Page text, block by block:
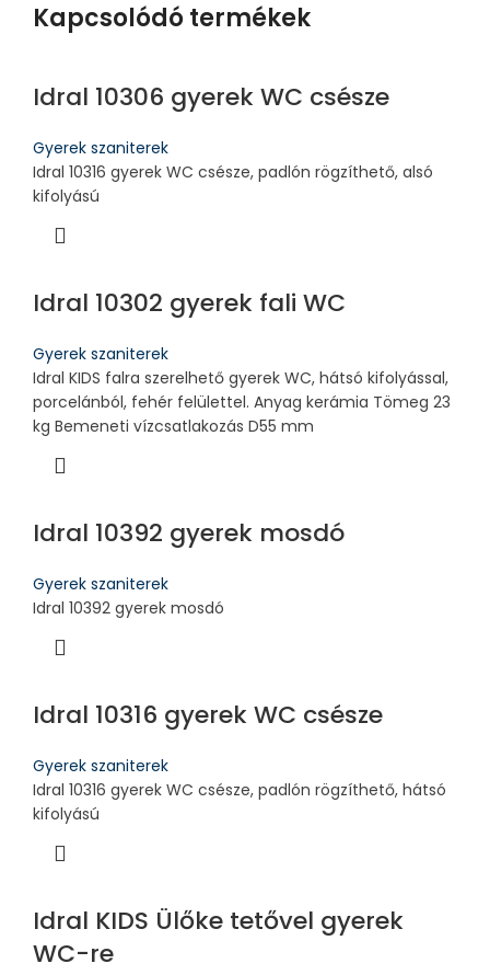
Kapcsolódó termékek
Idral 10306 gyerek WC csésze
Gyerek szaniterek
Idral 10316 gyerek WC csésze, padlón rögzíthető, alsó
kifolyású
Idral 10302 gyerek fali WC
Gyerek szaniterek
Idral KIDS falra szerelhető gyerek WC, hátsó kifolyással,
porcelánból, fehér felülettel. Anyag kerámia Tömeg 23
kg Bemeneti vízcsatlakozás D55 mm
Idral 10392 gyerek mosdó
Gyerek szaniterek
Idral 10392 gyerek mosdó
Idral 10316 gyerek WC csésze
Gyerek szaniterek
Idral 10316 gyerek WC csésze, padlón rögzíthető, hátsó
kifolyású
Idral KIDS Ülőke tetővel gyerek
WC-re